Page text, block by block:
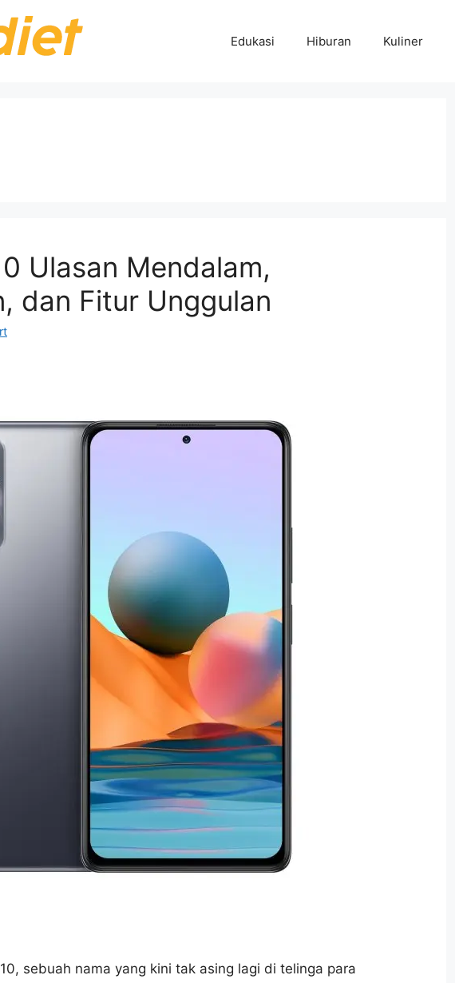
Edukasi Hiburan Kuliner
Ulasan Mendalam,
dan Fitur Unggulan
sebuah nama yang kini tak asing lagi di telinga para